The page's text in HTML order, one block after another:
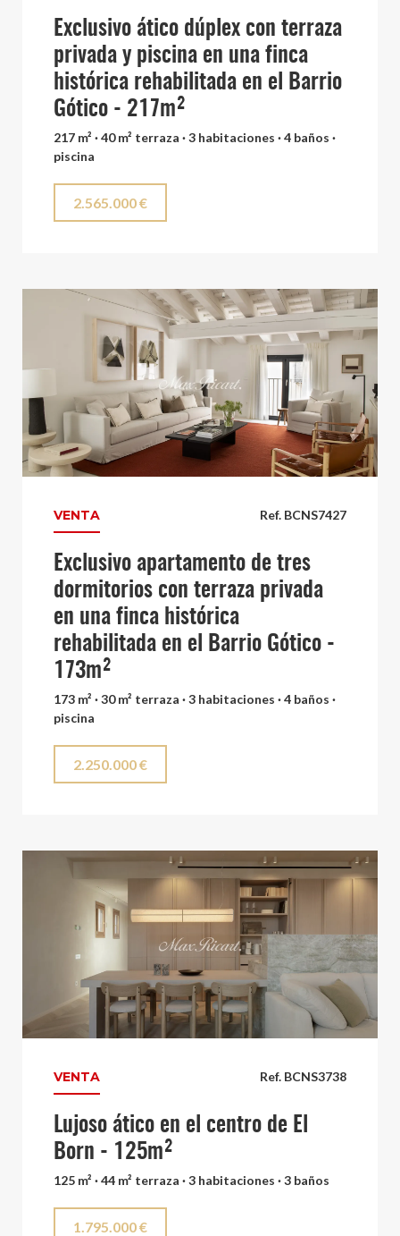
Exclusivo ático dúplex con terraza
privada y piscina en una finca
histórica rehabilitada en el Barrio
Gótico - 217m²
217 m² · 40 m² terraza · 3 habitaciones · 4 baños ·
piscina
2.565.000 €
Ref. BCNS7427
VENTA
Exclusivo apartamento de tres
dormitorios con terraza privada
en una finca histórica
rehabilitada en el Barrio Gótico -
173m²
173 m² · 30 m² terraza · 3 habitaciones · 4 baños ·
piscina
2.250.000 €
Ref. BCNS3738
VENTA
Lujoso ático en el centro de El
Born - 125m²
125 m² · 44 m² terraza · 3 habitaciones · 3 baños
1.795.000 €